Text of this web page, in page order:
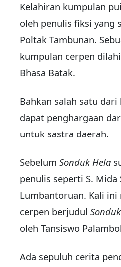
Kelahiran kumpulan
oleh penulis fiksi yang
Poltak Tambunan.
kumpulan cerpen
Bhasa Batak.
Bahkan salah satu
dapat penghargaan
untuk sastra daerah.
Sebelum Sonduk Hela
penulis seperti S. Mida
Lumbanto­ru­an. Kali
cerpen berjudul
oleh Tansiswo
Ada sepuluh cerita